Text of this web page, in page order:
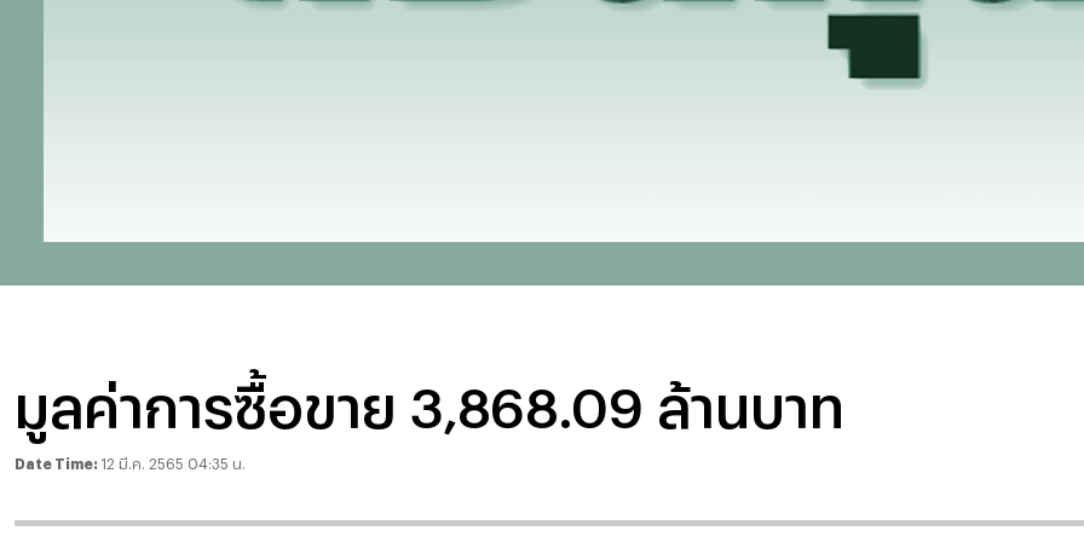
มูลค่าการซื้อขาย 3,868.09 ล้านบาท
Date Time: 12 มี.ค. 2565 04:35 น.